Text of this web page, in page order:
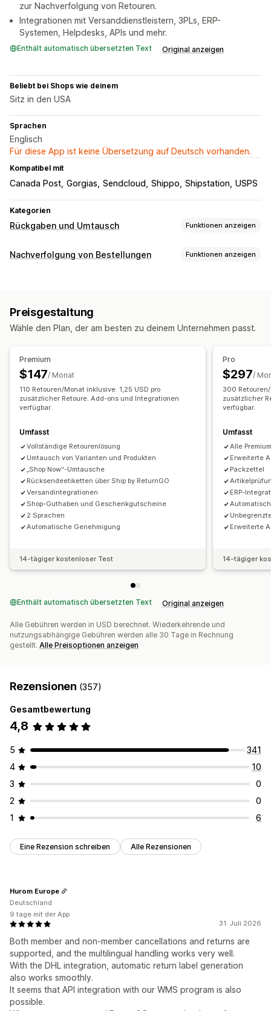
zur Nachverfolgung von Retouren.
Integrationen mit Versanddienstleistern, 3PLs, ERP-
Systemen, Helpdesks, APIs und mehr.
Enthält automatisch übersetzten Text Original anzeigen
Beliebt bei Shops wie deinem
Sitz in den USA
Sprachen
Englisch
Für diese App ist keine Übersetzung auf Deutsch vorhanden.
Kompatibel mit
Canada Post Gorgias Sendcloud Shippo Shipstation USPS
Kategorien
Rückgaben und Umtausch Funktionen anzeigen
Rückgabeoptionen
Shop-Guthaben Geschenkrückgaben
Automatische Genehmigungen
Benutzerdefinierte Richtlinien
Nicht rückgabefähige Artikel
Rückgabefenster
Rückgabegründe
Mehrere Sprachen
Versandetiketten
E-Mail-Benachrichtigungen
Benutzerdefiniertes Branding
Verwaltung von Rückerstattungen
Lagerbestands-Updates
Analysen
Nachverfolgung von Bestellungen Funktionen anzeigen
Tracking in Echtzeit
Übersetzung
Voraussichtliches Lieferdatum
Verschiedene Versanddienstleister
Benachrichtigungen
E-Mail Benachrichtigungen in Echtzeit SMS
Übersetzung
Preisgestaltung
Wähle den Plan, der am besten zu deinem Unternehmen passt.
Premium
$147/ Monat
110 Retouren/Monat inklusive. 1,25 USD pro
zusätzlicher Retoure. Add-ons und Integrationen
verfügbar.
Umfasst
Vollständige Retourenlösung
Umtausch von Varianten und Produkten
„Shop Now“-Umtausche
Rücksendeetiketten über Ship by ReturnGO
Versandintegrationen
Shop-Guthaben und Geschenkgutscheine
2 Sprachen
Automatische Genehmigung
14-tägiger kostenloser Test
Pro
$297/
300
zusätzlicher
verfügbar.
Umfasst
Alle
Erweiterte
Packzettel
ERP-
Erweiterte
14-tägiger
Enthält automatisch übersetzten Text Original anzeigen
Alle Gebühren werden in USD berechnet. Wiederkehrende und
nutzungsabhängige Gebühren werden alle 30 Tage in Rechnung
gestellt. Alle Preisoptionen anzeigen
Rezensionen (357)
Gesamtbewertung
4,8
5
341
4
10
3
0
2
0
1
6
Eine Rezension schreiben Alle Rezensionen
31. Juli 2026
Both member and non‑member cancellations and returns are
supported, and the multilingual handling works very well.
With the DHL integration, automatic return label generation
also works smoothly.
It seems that API integration with our WMS program is also
possible.
Hurom Europe
Deutschland
9 tage mit der App